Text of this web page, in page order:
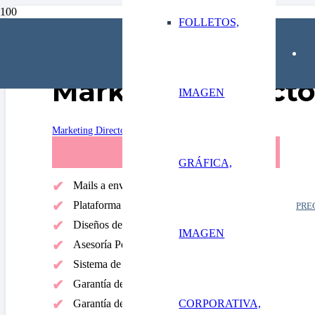
FOLLETOS,
IMAGEN
GRÁFICA,
IMAGEN
CORPORATIVA,
Marketing
Marketing Directo
Mails a enviar 50.000
Plataforma envío
Diseños de mailer
Asesoría Personalizada
Sistema de Estadísticas
Garantía de Entrega, mínimo el 98%
Garantía de Apertura, mínimo 15%